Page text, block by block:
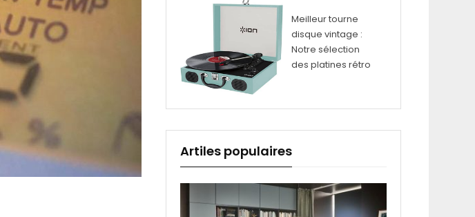
Meilleur tourne
disque vintage :
Notre sélection
des platines rétro
Artiles populaires